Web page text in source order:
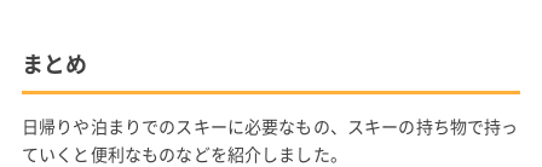
まとめ
日帰りや泊まりでのスキーに必要なもの、スキーの持ち物で持っ
ていくと便利なものなどを紹介しました。